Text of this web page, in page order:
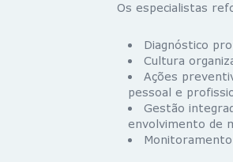
Os especialistas
Diagnóstico
Cultura
Ações
pessoal e
Gestão
envolvimento de